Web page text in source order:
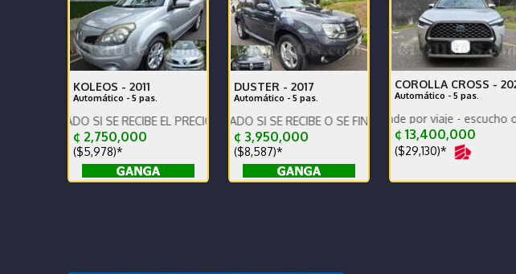
KOLEOS - 2011
Automático - 5 pas.
SI SE RECIBE EL PRECIO VARIA !!!
¢ 2,750,000
($5,978)*
DUSTER - 2017
Automático - 5 pas.
!!!! PRECIO DE CONTADO SI SE RECIBE O SE FINANCIA EL PRECIO VARIA !!!
¢ 3,950,000
($8,587)*
COROLLA CROSS -
Automático - 5 pas.
Único dueño - se vende por viaje - escucho ofertas
¢ 13,400,000
($29,130)*
GL PLUS, VENTANAS